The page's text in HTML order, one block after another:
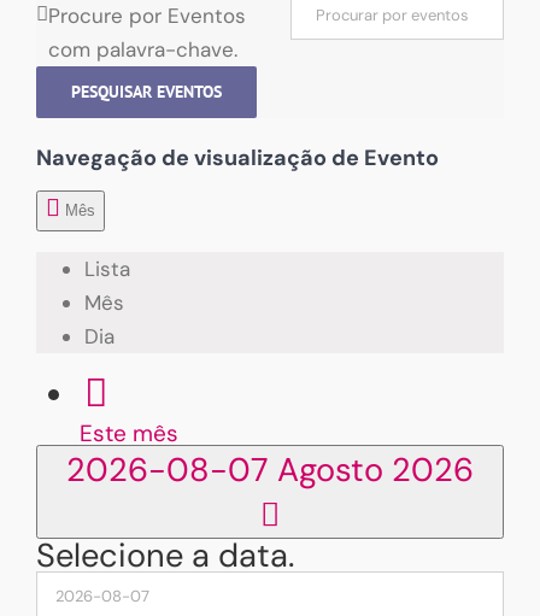
Procure por Eventos
com palavra-chave.
PESQUISAR EVENTOS
Navegação de visualização de Evento
Mês
Lista
Mês
Dia
Este mês
2026-08-07 Agosto 2026
Selecione a data.